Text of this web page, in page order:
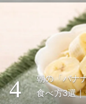
4
朝の「バナ
食べ方3選